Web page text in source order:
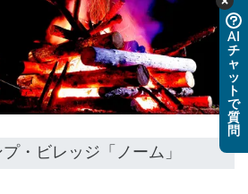
AI
チ
ャ
ッ
ト
で
質
問